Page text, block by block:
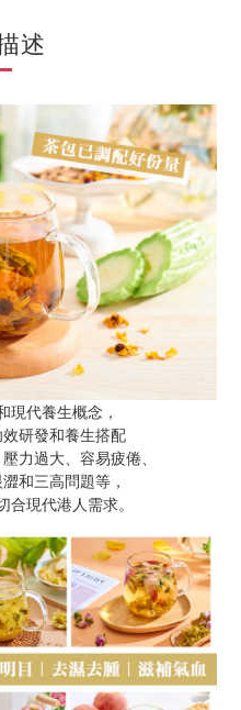
述
現代養生概念，
研發和養生搭配
力過大、容易疲倦、
和三高問題等，
現代港人需求。